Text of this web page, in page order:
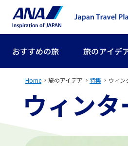
おすすめの旅 旅のアイデ
Home 旅のアイデア 特集 ウィン
ウィンタ